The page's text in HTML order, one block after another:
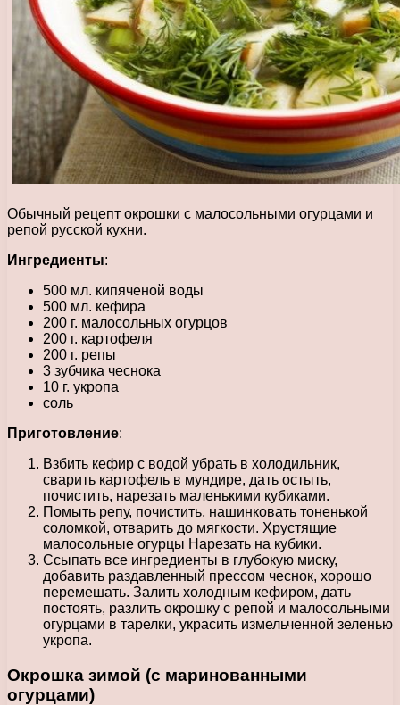
Обычный рецепт окрошки с малосольными огурцами и
репой русской кухни.
Ингредиенты:
500 мл. кипяченой воды
500 мл. кефира
200 г. малосольных огурцов
200 г. картофеля
200 г. репы
3 зубчика чеснока
10 г. укропа
соль
Приготовление:
Взбить кефир с водой убрать в холодильник,
сварить картофель в мундире, дать остыть,
почистить, нарезать маленькими кубиками.
Помыть репу, почистить, нашинковать тоненькой
соломкой, отварить до мягкости. Хрустящие
малосольные огурцы Нарезать на кубики.
Ссыпать все ингредиенты в глубокую миску,
добавить раздавленный прессом чеснок, хорошо
перемешать. Залить холодным кефиром, дать
постоять, разлить окрошку с репой и малосольными
огурцами в тарелки, украсить измельченной зеленью
укропа.
Окрошка зимой (с маринованными
огурцами)